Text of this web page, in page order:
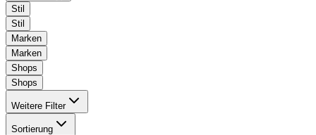
Stil
Stil
Marken
Marken
Shops
Shops
Weitere Filter
Sortierung